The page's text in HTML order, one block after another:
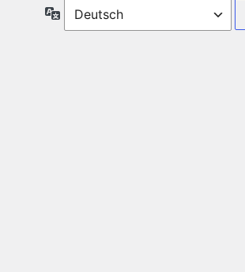
Sprache